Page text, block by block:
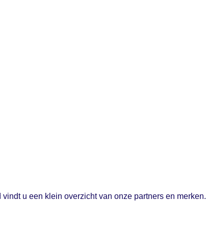
u een klein overzicht van onze partners en merken.